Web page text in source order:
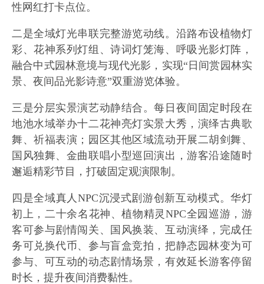
性网红打卡点位。
二是全域灯光串联完整游览动线。沿路布设植物灯
彩、花神系列灯组、诗词灯笼海、呼吸光影灯阵，
融合中式园林意境与现代光影，实现“日间赏园林实
景、夜间品光影诗意”双重游览体验。
三是分层实景演艺动静结合。每日夜间固定时段在
地池水域举办十二花神亮灯实景大秀，演绎古典歌
舞、祈福表演；园区其他区域流动开展二胡剑舞、
国风独舞、金曲联唱小型巡回演出，游客沿途随时
邂逅精彩节目，打破固定观演限制。
四是全域真人NPC沉浸式剧游创新互动模式。华灯
初上，二十余名花神、植物精灵NPC全园巡游，游
客可参与剧情闯关、国风换装、互动演绎，完成任
务可兑换代币、参与盲盒竞拍，把静态园林变为可
参与、可互动的动态剧情场景，有效延长游客停留
时长，提升夜间消费黏性。